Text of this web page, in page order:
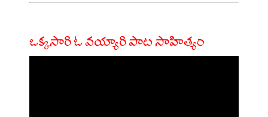
ఒక్కసారి ఓ వయ్యారి పాట సాహిత్యం